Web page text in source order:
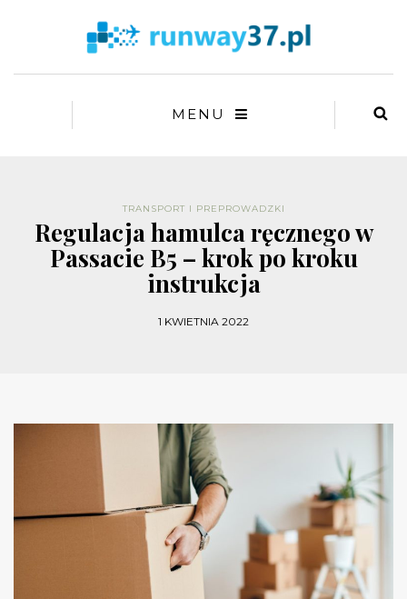
MENU
TRANSPORT I PREPROWADZKI
Regulacja hamulca ręcznego w
Passacie B5 – krok po kroku
instrukcja
1 KWIETNIA 2022